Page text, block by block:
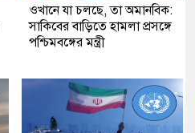
ওখানে যা চলছে, তা অমানবিক:
সাকিবের বাড়িতে হামলা প্রসঙ্গে
পশ্চিমবঙ্গের মন্ত্রী